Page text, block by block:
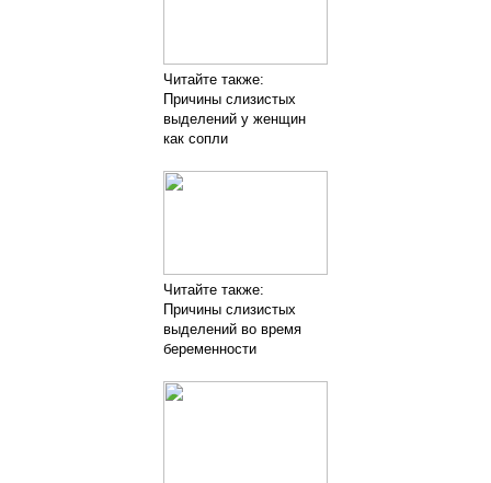
Читайте также:
Причины слизистых
выделений у женщин
как сопли
Читайте также:
Причины слизистых
выделений во время
беременности